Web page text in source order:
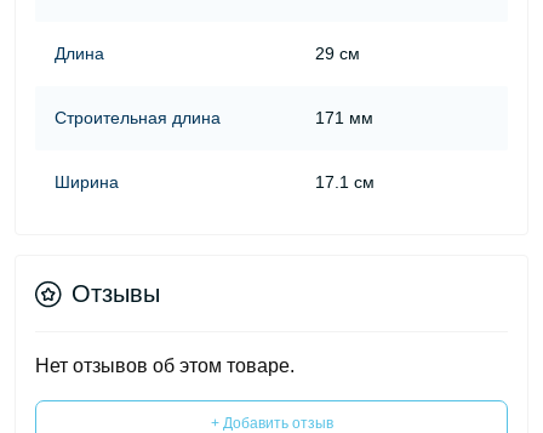
Длина 29 см
Строительная длина 171 мм
Ширина 17.1 см
Отзывы
Нет отзывов об этом товаре.
+ Добавить отзыв